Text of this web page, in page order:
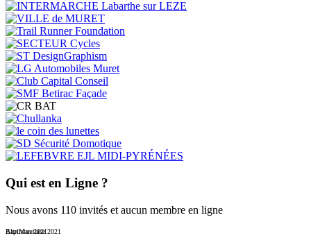
Qui est en Ligne ?
Nous avons 110 invités et aucun membre en ligne
Baptistoutaise 2021
AltriMan 2021